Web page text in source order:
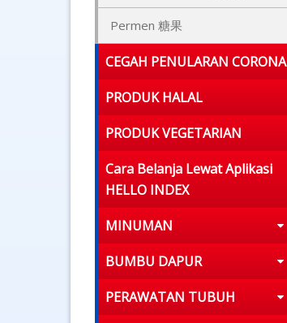
Permen 糖果
CEGAH PENULARAN CORONA
PRODUK HALAL
PRODUK VEGETARIAN
Cara Belanja Lewat Aplikasi
HELLO INDEX
MINUMAN
BUMBU DAPUR
PERAWATAN TUBUH